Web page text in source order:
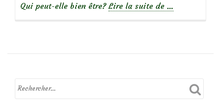
Qui peut-elle bien être? Lire la suite de
Une
à
bosses
…